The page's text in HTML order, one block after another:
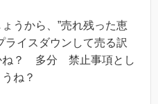
うから、”売れ残った恵
イスダウンして売る訳
ね？ 多分 禁止事項とし
ね？